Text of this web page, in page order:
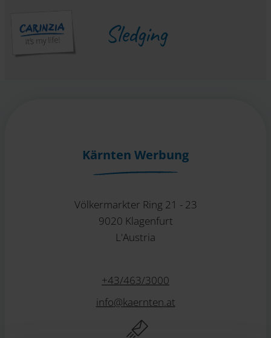
Sledging
Kärnten Werbung
Völkermarkter Ring 21 - 23
9020 Klagenfurt
L'Austria
+43/463/3000
info@kaernten at